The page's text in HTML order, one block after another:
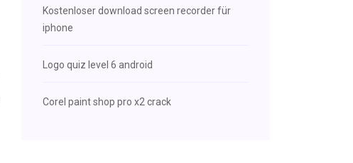
Kostenloser download screen recorder für
iphone
Logo quiz level 6 android
Corel paint shop pro x2 crack